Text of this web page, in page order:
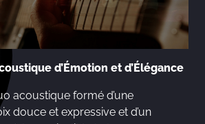
d’Émotion et d’Élégance
acoustique formé d’une
douce et expressive et d’un